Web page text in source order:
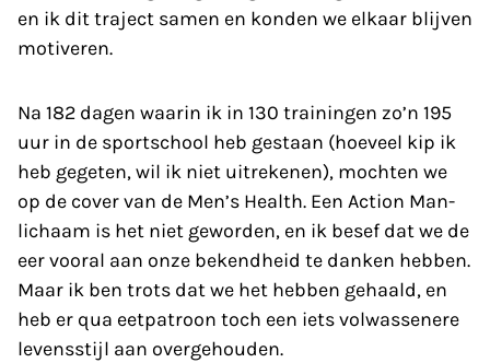
en ik dit traject samen en konden we elkaar blijven
motiveren.
Na 182 dagen waarin ik in 130 trainingen zo’n 195
uur in de sportschool heb gestaan (hoeveel kip ik
heb gegeten, wil ik niet uitrekenen), mochten we
op de cover van de Men’s Health. Een Action Man-
lichaam is het niet geworden, en ik besef dat we de
eer vooral aan onze bekendheid te danken hebben.
Maar ik ben trots dat we het hebben gehaald, en
heb er qua eetpatroon toch een iets volwassenere
levensstijl aan overgehouden.